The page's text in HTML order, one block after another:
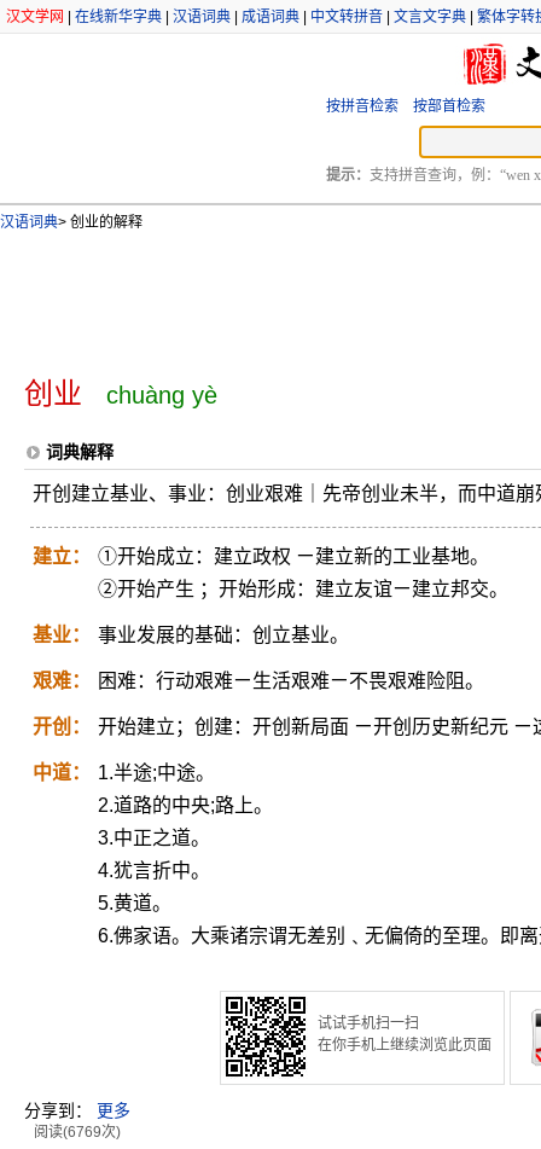
汉文学网 在线新华字典 汉语词典 成语词典 中文转拼音 文言文字典 繁体字转
按拼音检索 按部首检索
提示： 支持拼音查询，例：“wen
汉语词典> 创业的解释
创业 chuàng yè
词典解释
开创建立基业、事业：创业艰难｜先帝创业未半，而中道崩
建立：
①开始成立：建立政权 ㄧ建立新的工业基地。
②开始产生 ；开始形成：建立友谊ㄧ建立邦交。
基业： 事业发展的基础：创立基业。
艰难： 困难：行动艰难ㄧ生活艰难ㄧ不畏艰难险阻。
开创： 开始建立；创建：开创新局面 ㄧ开创历史新纪元
中道：
1.半途;中途。
2.道路的中央;路上。
3.中正之道。
4.犹言折中。
5.黄道。
6.佛家语。大乘诸宗谓无差别﹑无偏倚的至理。即
试试手机扫一扫
在你手机上继续浏览此页面
分享到： 更多
阅读(6769次)